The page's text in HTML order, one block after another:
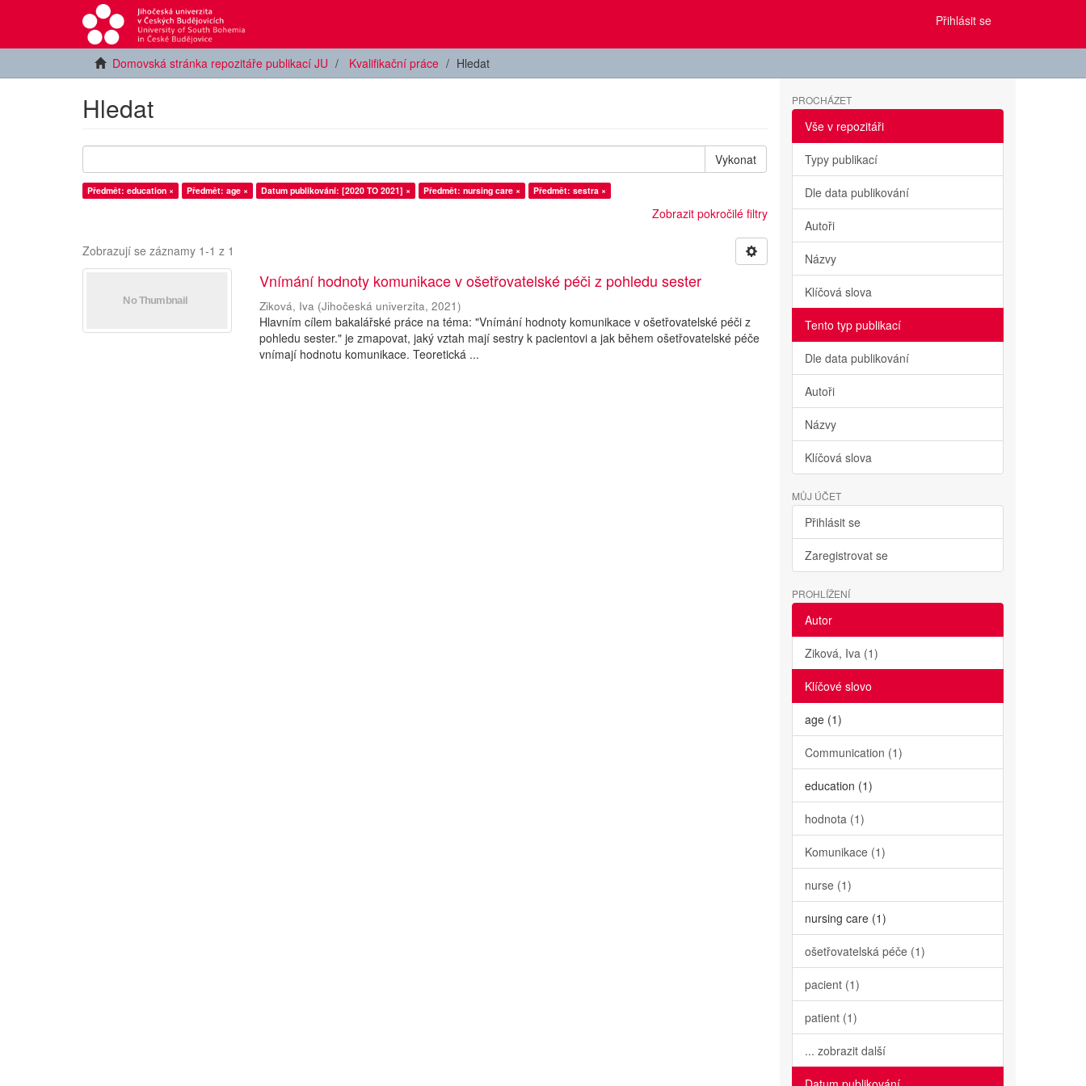
Přihlásit se
Domovská stránka repozitáře publikací JU Kvalifikační práce Hledat
Hledat
Vykonat
Předmět: education × Předmět: age × Datum publikování: [2020 TO 2021] × Předmět: nursing care × Předmět: sestra ×
Zobrazit pokročilé filtry
Zobrazují se záznamy 1-1 z 1
Vnímání hodnoty komunikace v ošetřovatelské péči z pohledu sester
Ziková, Iva (Jihočeská univerzita,2021)
Hlavním cílem bakalářské práce na téma: "Vnímání hodnoty komunikace v ošetřovatelské péči z
pohledu sester." je zmapovat, jaký vztah mají sestry k pacientovi a jak během ošetřovatelské péče
vnímají hodnotu komunikace. Teoretická ...
PROCHÁZET
Vše v repozitáři
Typy publikací
Dle data publikování
Autoři
Názvy
Klíčová slova
Tento typ publikací
Dle data publikování
Autoři
Názvy
Klíčová slova
MŮJ ÚČET
Přihlásit se
Zaregistrovat se
PROHLÍŽENÍ
Autor
Ziková, Iva (1)
Klíčové slovo
age (1)
Communication (1)
education (1)
hodnota (1)
Komunikace (1)
nurse (1)
nursing care (1)
ošetřovatelská péče (1)
pacient (1)
patient (1)
... zobrazit další